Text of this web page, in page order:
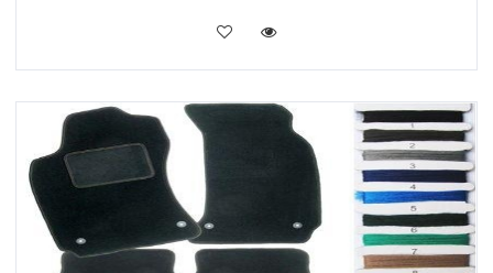
KOUPIT